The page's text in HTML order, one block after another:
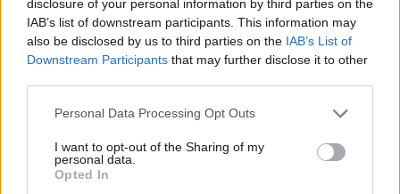
disclosure of your personal information by third parties on the
IAB’s list of downstream participants. This information may
also be disclosed by us to third parties on the IAB’s List of
Downstream Participants that may further disclose it to other
Please note that this website/app uses one or more Google
not limited to your visit or usage behaviour. You may click to
grant or deny consent to Google and its third-party tags to
use your data for below specified purposes in below Google
Personal Data Processing Opt Outs
I want to opt-out of the Sharing of my
personal data.
Opted In
opciók, de emellett érdemes átnézni a telefon általános
helymeghatározási beállításait, vagy akár kikapcsolni a
GPS-t, amikor nincs rá szükség. Így legalább részben
Pulzusméréssel segíti a biztonságos mozgást az új